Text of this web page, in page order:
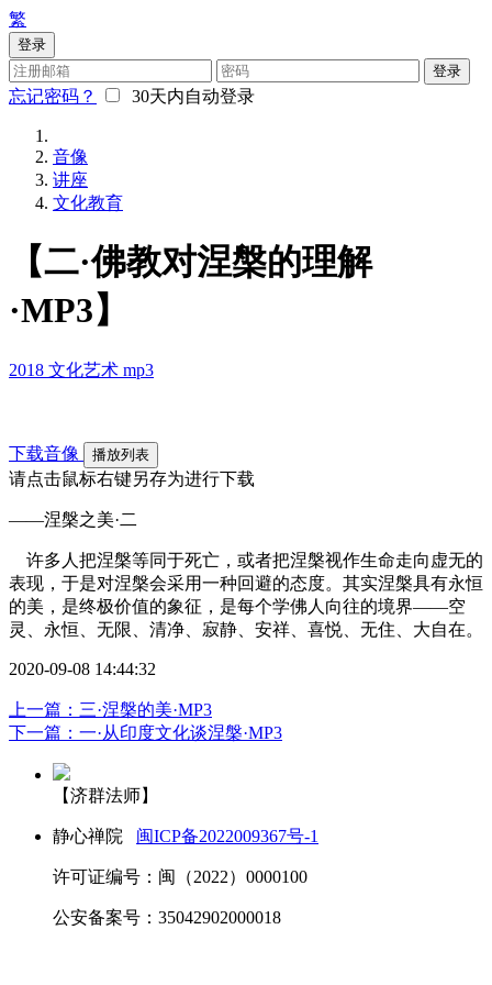
繁
登录
登录
忘记密码？ 30天内自动登录
音像
讲座
文化教育
【二·佛教对涅槃的理解
·MP3】
2018 文化艺术 mp3
下载音像 播放列表
请点击鼠标右键另存为进行下载
——涅槃之美·二
许多人把涅槃等同于死亡，或者把涅槃视作生命走向虚无的
表现，于是对涅槃会采用一种回避的态度。其实涅槃具有永恒
的美，是终极价值的象征，是每个学佛人向往的境界——空
灵、永恒、无限、清净、寂静、安祥、喜悦、无住、大自在。
2020-09-08 14:44:32
上一篇：三·涅槃的美·MP3
下一篇：一·从印度文化谈涅槃·MP3
【济群法师】
静心禅院 闽ICP备2022009367号-1
许可证编号：闽（2022）0000100
公安备案号：35042902000018